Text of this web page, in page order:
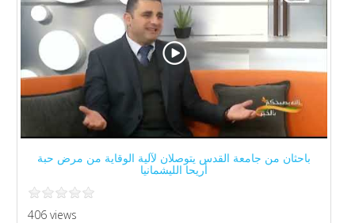
باحثان من جامعة القدس يتوصلان لآلية الوقاية من مرض حبة
أريحا الليشمانيا
406 views